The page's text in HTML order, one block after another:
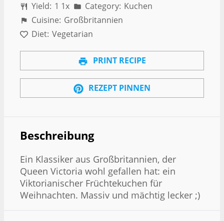
Yield: 1 1x Category: Kuchen
Cuisine: Großbritannien
Diet: Vegetarian
PRINT RECIPE
REZEPT PINNEN
Beschreibung
Ein Klassiker aus Großbritannien, der
Queen Victoria wohl gefallen hat: ein
Viktorianischer Früchtekuchen für
Weihnachten. Massiv und mächtig lecker ;)